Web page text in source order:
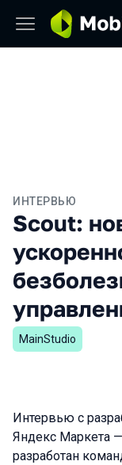
ИНТЕРВЬЮ
Scout:
MainStudio
Интервью с
Яндекс Маркета
разработан